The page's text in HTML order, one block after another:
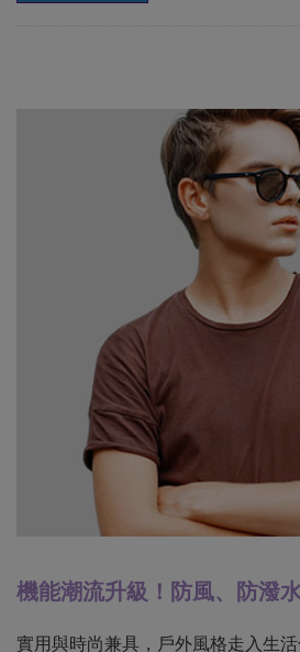
機能潮流升級！防風、防潑
實用與時尚兼具，戶外風格走入生